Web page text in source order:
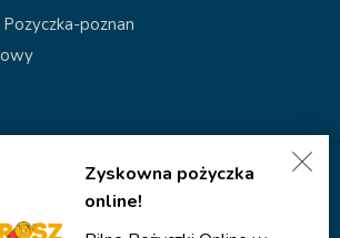
Zyskowna pożyczka
online!
Pozyczka-poznan
dotycząca plików cookies
Polityka prywatności